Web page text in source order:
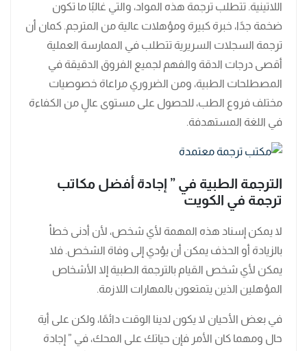
اللاتينية. تتطلب ترجمة هذه المواد، والتي غالبًا ما تكون
ضخمة جدًا، خبرة كبيرة ومؤهلات عالية من المترجم. كمان أن
ترجمة السجلات السريرية تتطلب في الممارسة العملية
أقصى درجات الدقة والفهم لجميع الفروق الدقيقة في
المصطلحات الطبية، ومن الضروري مراعاة خصوصيات
مختلف فروع الطب، للحصول على مستوى عالٍ من الكفاءة
في اللغة المستهدفة.
الترجمة الطبية في ” إجادة أفضل مكاتب
ترجمة في الكويت
لا يمكن إسناد هذه المهمة لأي شخص، لأن أدنى خطأ
بالزيادة أو الحذف يمكن أن يؤدي إلى وفاة الشخص. فلا
يمكن لأي شخص القيام بالترجمة الطبية إلا الأشخاص
المؤهلين الذين يتمتعون بالمهارات اللازمة.
في بعض الأحيان لا يكون لدينا الوقت دائمًا، ولكن على أية
حال ومهما كان الأمر فإن حياتك على المحك، في ” إجادة